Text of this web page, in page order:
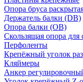
Опора бруса
Держатель балки (DB)
Опора балки (ОВ)
Скользящая опора для
Перфоленты
Крепёжный уголок
Кляймеры
Анкер